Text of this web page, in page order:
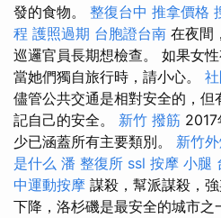
發的食物。 整復台中 推拿價格
程 護照過期 台胞證台南 在夜間
巡邏官員長期想檢查。 如果女
當她們獨自旅行時，請小心。
儘管公共交通是相對安全的，
記自己的安全。 新竹 撥筋
少已涵蓋所有主要類別。 新竹
是什么 潘 整復所 ssl 按摩 小腿
中運動按摩 謀殺，幫派謀殺，
下降，洛杉磯是最安全的城市之